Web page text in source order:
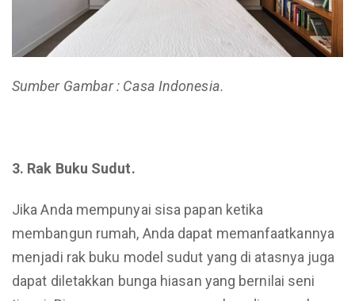
Sumber Gambar : Casa Indonesia.
3. Rak Buku Sudut.
Jika Anda mempunyai sisa papan ketika
membangun rumah, Anda dapat memanfaatkannya
menjadi rak buku model sudut yang di atasnya juga
dapat diletakkan bunga hiasan yang bernilai seni